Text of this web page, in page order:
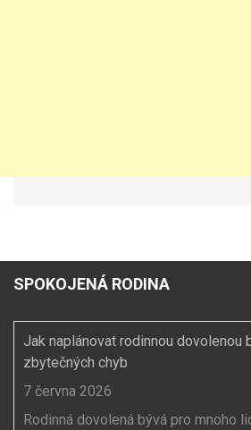
SPOKOJENÁ RODINA
Jak naplánovat rodinnou dovolenou
zbytečných chyb
7 června 2026
Rodinná dovolená bývá pro mnoho